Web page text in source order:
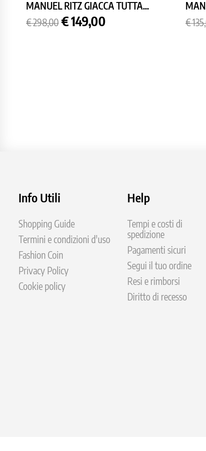
MANUEL RITZ GIACCA TUTTA...
Prezzo
base
€ 298,00 Prezzo
€ 149,00 €
Info Utili
Shopping Guide
Termini e condizioni d'uso
Fashion Coin
Privacy Policy
Cookie policy
Help
Tempi e costi di
spedizione
Pagamenti sicuri
Segui il tuo ordine
Resi e rimborsi
Diritto di recesso